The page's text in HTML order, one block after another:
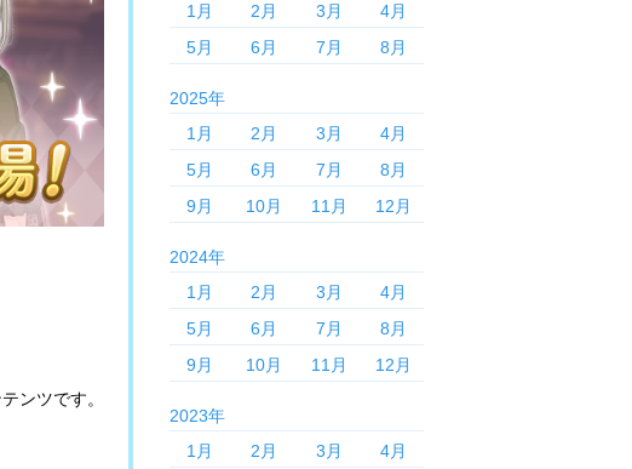
ンツです。
1月
2月 3月
4月
5月
6月 7月 8月
2025年
1月
2月 3月
4月
5月
6月 7月
8月
9月
10月 11月 12月
2024年
1月
2月 3月
4月
5月
6月 7月
8月
9月
10月 11月 12月
2023年
1月
2月 3月
4月